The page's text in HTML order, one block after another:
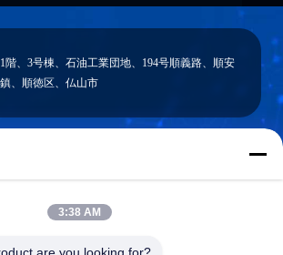
1階、3号棟、石油工業団地、194号順義路、順安
鎮、順徳区、仏山市
3:38 AM